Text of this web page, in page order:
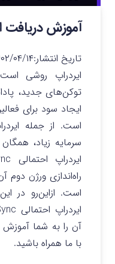
آموزش دریافت
تاریخ انتشار:۱۴۰۲/
ایردراپ‌ روشی
توکن‌های جدید،
ایجاد سود برای
است. از جمله
سرمایه زیاد، همگان
راه‌اندازی ورژن دوم
است. از‌این‌رو در
آن را به شما آموزش
با ما همراه باشید.